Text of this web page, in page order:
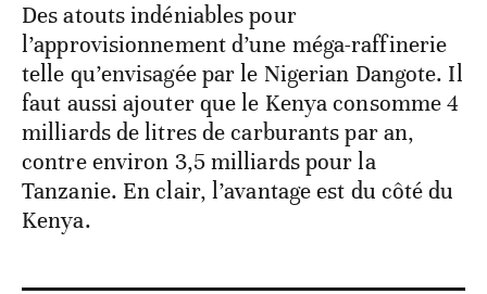
Des atouts indéniables pour
l’approvisionnement d’une méga-raffinerie
telle qu’envisagée par le Nigerian Dangote. Il
faut aussi ajouter que le Kenya consomme 4
milliards de litres de carburants par an,
contre environ 3,5 milliards pour la
Tanzanie. En clair, l’avantage est du côté du
Kenya.